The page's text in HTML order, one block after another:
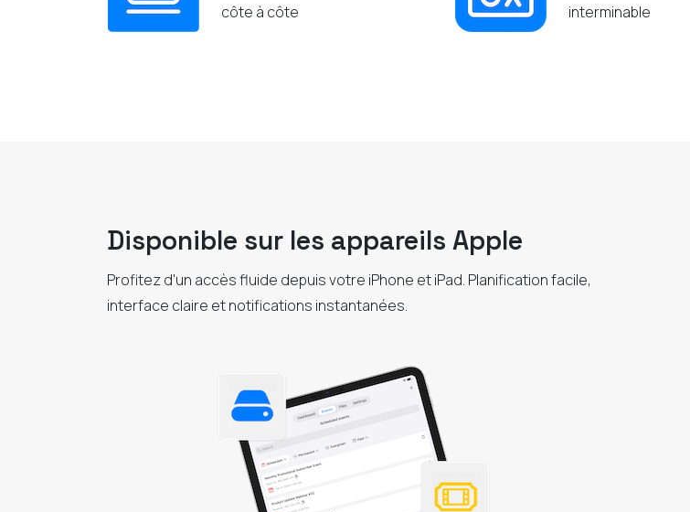
côte à côte
interminable
Disponible sur les appareils Apple
Profitez d'un accès fluide depuis votre iPhone et iPad. Planification facile,
interface claire et notifications instantanées.